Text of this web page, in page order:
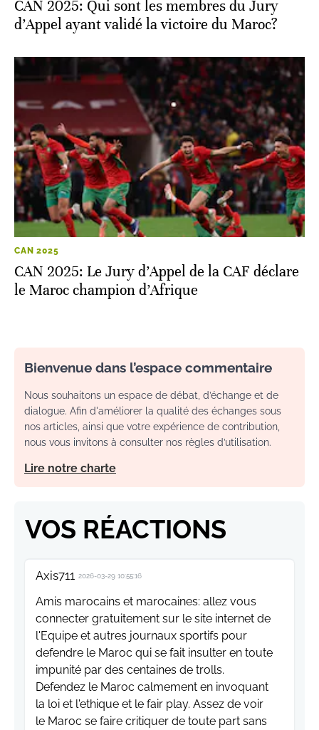
CAN 2025: Qui sont les membres du Jury
d’Appel ayant validé la victoire du Maroc?
CAN 2025
CAN 2025: Le Jury d’Appel de la CAF déclare
le Maroc champion d’Afrique
Bienvenue dans l’espace commentaire
Nous souhaitons un espace de débat, d’échange et de
dialogue. Afin d'améliorer la qualité des échanges sous
nos articles, ainsi que votre expérience de contribution,
nous vous invitons à consulter nos règles d’utilisation.
Lire notre charte
VOS RÉACTIONS
Axis711 2026-03-29 10:55:16
Amis marocains et marocaines: allez vous
connecter gratuitement sur le site internet de
l'Equipe et autres journaux sportifs pour
defendre le Maroc qui se fait insulter en toute
impunité par des centaines de trolls.
Defendez le Maroc calmement en invoquant
la loi et l'ethique et le fair play. Assez de voir
le Maroc se faire critiquer de toute part sans